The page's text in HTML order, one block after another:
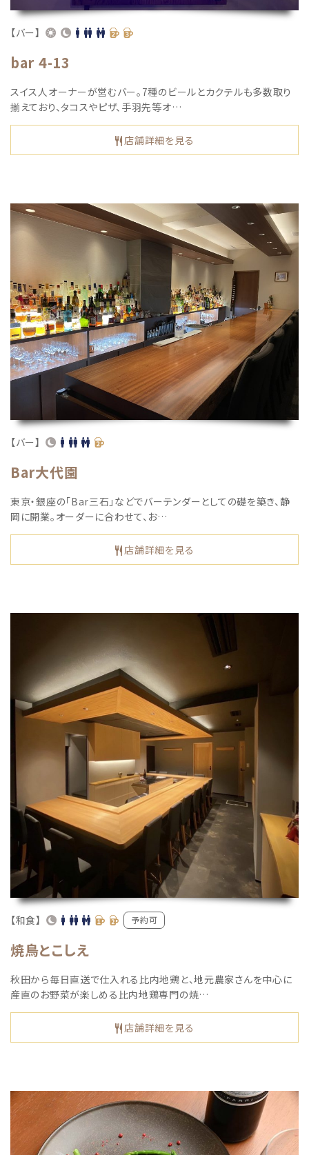
【バー】
bar 4-13
スイス人オーナーが営むバー。7種のビールとカクテルも多数取り
揃えており、タコスやピザ、手羽先等オ…
店舗詳細を見る
【バー】
Bar大代園
東京・銀座の「Bar三石」などでバーテンダーとしての礎を築き、静
岡に開業。オーダーに合わせて、お…
店舗詳細を見る
【和食】 予約可
焼鳥とこしえ
秋田から毎日直送で仕入れる比内地鶏と、地元農家さんを中心に
産直のお野菜が楽しめる比内地鶏専門の焼…
店舗詳細を見る